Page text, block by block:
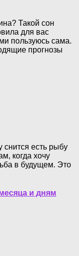
Такой сон
для вас
пользуюсь сама.
прогнозы
снится есть рыбу
когда хочу
в будущем. Это
и дням